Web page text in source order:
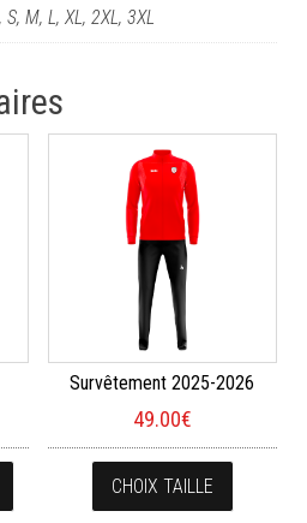
S, M, L, XL, 2XL, 3XL
Survêtement 2025-2026
49.00€
CHOIX TAILLE
Ce